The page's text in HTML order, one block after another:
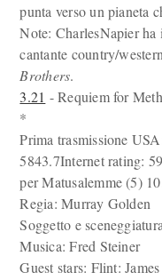
punta verso un pianeta
Note: CharlesNapier
cantante country/
Brothers.
3.21 - Requiem for
*
Prima trasmissione
5843.7Internet rating:
per Matusalemme (5)
Regia: Murray Golden
Soggetto e
Musica: Fred Steiner
Guest stars: Flint: